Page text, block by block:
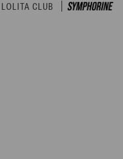
LOLITA CLUB